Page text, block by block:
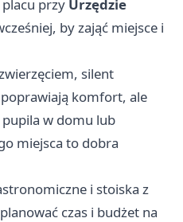
przy Urzędzie
by zająć miejsce i
silent
komfort, ale
w domu lub
miejsca to dobra
i stoiska z
czas i budżet na